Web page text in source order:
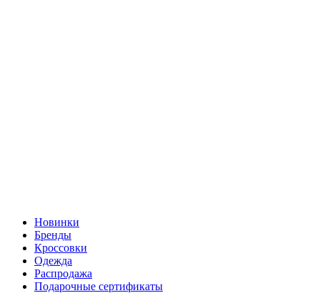
Новинки
Бренды
Кроссовки
Одежда
Распродажа
Подарочные сертификаты